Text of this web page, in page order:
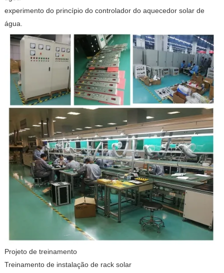
experimento do princípio do controlador do aquecedor solar de
água.
Projeto de treinamento
Treinamento de instalação de rack solar